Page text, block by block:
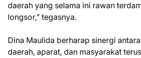
daerah yang selama ini rawan
longsor,” tegasnya.
Dina Maulida berharap sinergi
daerah, aparat, dan masyarakat